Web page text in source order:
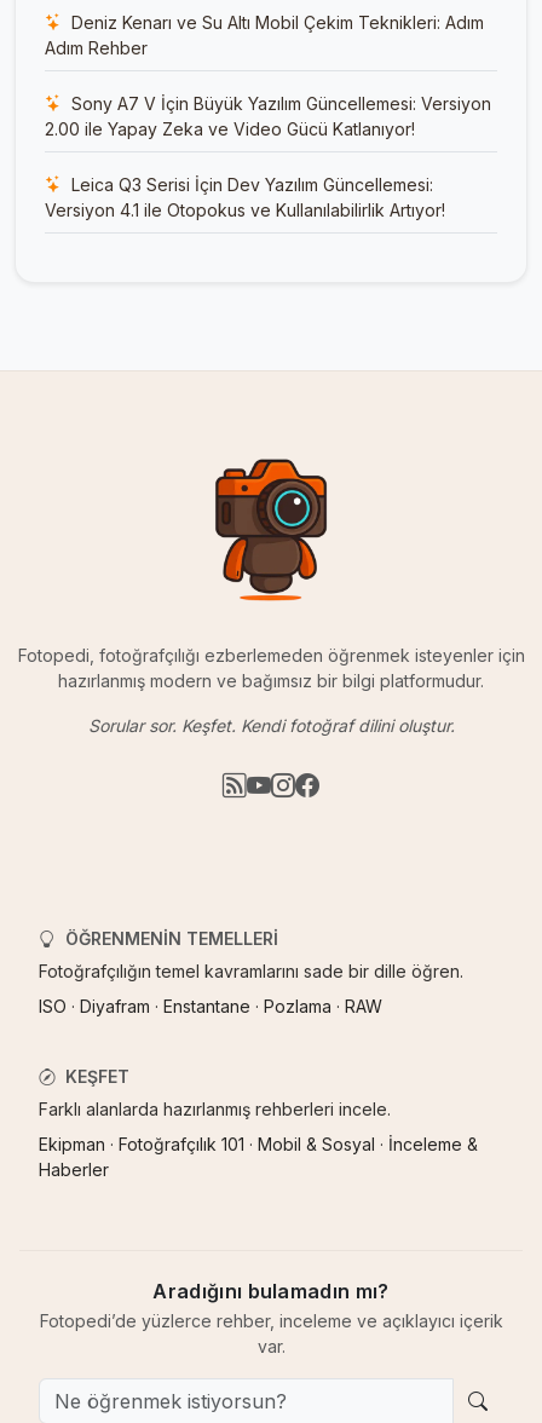
Deniz Kenarı ve Su Altı Mobil Çekim Teknikleri: Adım
Adım Rehber
Sony A7 V İçin Büyük Yazılım Güncellemesi: Versiyon
2.00 ile Yapay Zeka ve Video Gücü Katlanıyor!
Leica Q3 Serisi İçin Dev Yazılım Güncellemesi:
Versiyon 4.1 ile Otopokus ve Kullanılabilirlik Artıyor!
Fotopedi, fotoğrafçılığı ezberlemeden öğrenmek isteyenler için
hazırlanmış modern ve bağımsız bir bilgi platformudur.
Sorular sor. Keşfet. Kendi fotoğraf dilini oluştur.
ÖĞRENMENIN TEMELLERI
Fotoğrafçılığın temel kavramlarını sade bir dille öğren.
ISO · Diyafram · Enstantane · Pozlama · RAW
KEŞFET
Farklı alanlarda hazırlanmış rehberleri incele.
Ekipman · Fotoğrafçılık 101 · Mobil & Sosyal · İnceleme &
Haberler
Aradığını bulamadın mı?
Fotopedi’de yüzlerce rehber, inceleme ve açıklayıcı içerik
var.